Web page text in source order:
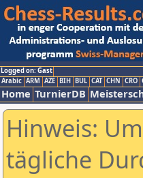
Logged on: Gast
Arabic ARM AZE BIH BUL CAT CHN CRO
Home TurnierDB
Hinweis:
tägliche